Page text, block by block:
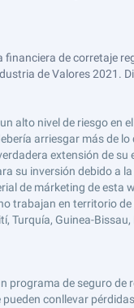
financiera de corretaje
de Valores 2021.
un alto nivel de riesgo en
arriesgar más de
extensión de su
su inversión debido a
de márketing de esta
trabajan en territorio
Turquía, Guinea-
programa de seguro de
conllevar